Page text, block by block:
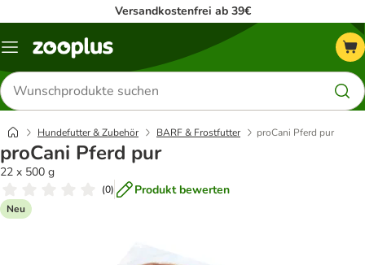
Versandkostenfrei ab 39€
Menü
Produkte
suchen
Hundefutter & Zubehör BARF & Frostfutter proCani Pferd pur
proCani Pferd pur
22 x 500 g
(0) Produkt bewerten
Neu